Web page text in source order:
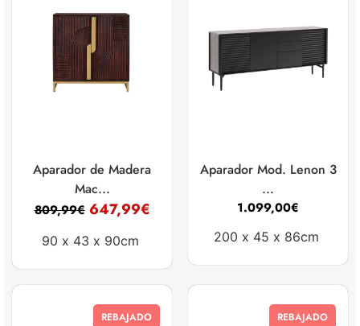
Aparador de Madera
Mac...
809,99€ 647,99€
90 x 43 x 90cm
Aparador Mod. Lenon 3
...
1.099,00€
200 x 45 x 86cm
REBAJADO REBAJADO